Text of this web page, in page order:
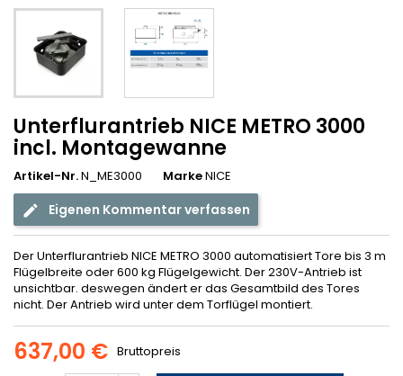
Unterflurantrieb NICE METRO 3000
incl. Montagewanne
Artikel-Nr.N_ME3000 MarkeNICE
Eigenen Kommentar verfassen
Der Unterflurantrieb NICE METRO 3000 automatisiert Tore bis 3 m
Flügelbreite oder 600 kg Flügelgewicht. Der 230V-Antrieb ist
unsichtbar. deswegen ändert er das Gesamtbild des Tores
nicht. Der Antrieb wird unter dem Torflügel montiert.
637,00 € Bruttopreis